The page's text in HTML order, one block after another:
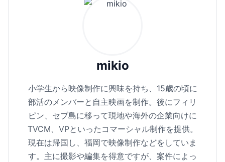
mikio
小学生から映像制作に興味を持ち、15歳の頃に
部活のメンバーと自主映画を制作。後にフィリ
ピン、セブ島に移って現地や海外の企業向けに
TVCM、VPといったコマーシャル制作を提供。
現在は帰国し、福岡で映像制作などをしていま
す。主に撮影や編集を得意ですが、案件によっ